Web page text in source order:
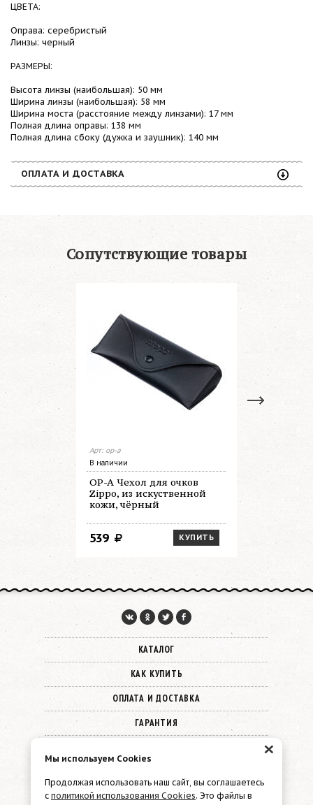
ЦВЕТА:
Оправа: серебристый
Линзы: черный
РАЗМЕРЫ:
Высота линзы (наибольшая): 50 мм
Ширина линзы (наибольшая): 58 мм
Ширина моста (расстояние между линзами): 17 мм
Полная длина оправы: 138 мм
Полная длина сбоку (дужка и заушник): 140 мм
ОПЛАТА И ДОСТАВКА
Сопутствующие товары
Арт: op-a
В наличии
OP-A Чехол для очков
Zippo, из искуственной
кожи, чёрный
КУПИТЬ
539
В наличии
OP-
КАТАЛОГ
КАК КУПИТЬ
ОПЛАТА И ДОСТАВКА
ГАРАНТИЯ
×
Мы используем Cookies
Продолжая использовать наш сайт, вы соглашаетесь
с политикой использования Cookies. Это файлы в